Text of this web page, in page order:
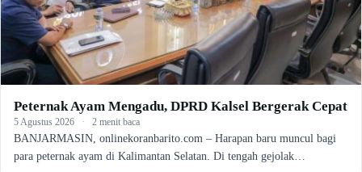
Peternak Ayam Mengadu, DPRD Kalsel Bergerak Cepat
5 Agustus 2026 · 2 menit baca
BANJARMASIN, onlinekoranbarito.com – Harapan baru muncul bagi
para peternak ayam di Kalimantan Selatan. Di tengah gejolak…